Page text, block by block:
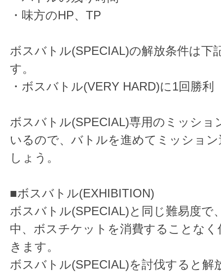
・味方のHP、TP
ボスバトル(SPECIAL)の解放条件は下
す。
・ボスバトル(VERY HARD)に1回勝利
ボスバトル(SPECIAL)専用のミッショ
いるので、バトルを進めてミッショ
しょう。
■ボスバトル(EXHIBITION)
ボスバトル(SPECIAL)と同じ難易度で
中、ボスチケットを消費することな
きます。
ボスバトル(SPECIAL)を討伐すると解